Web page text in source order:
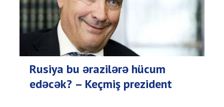
Rusiya bu ərazilərə hücum
edəcək? – Keçmiş prezident